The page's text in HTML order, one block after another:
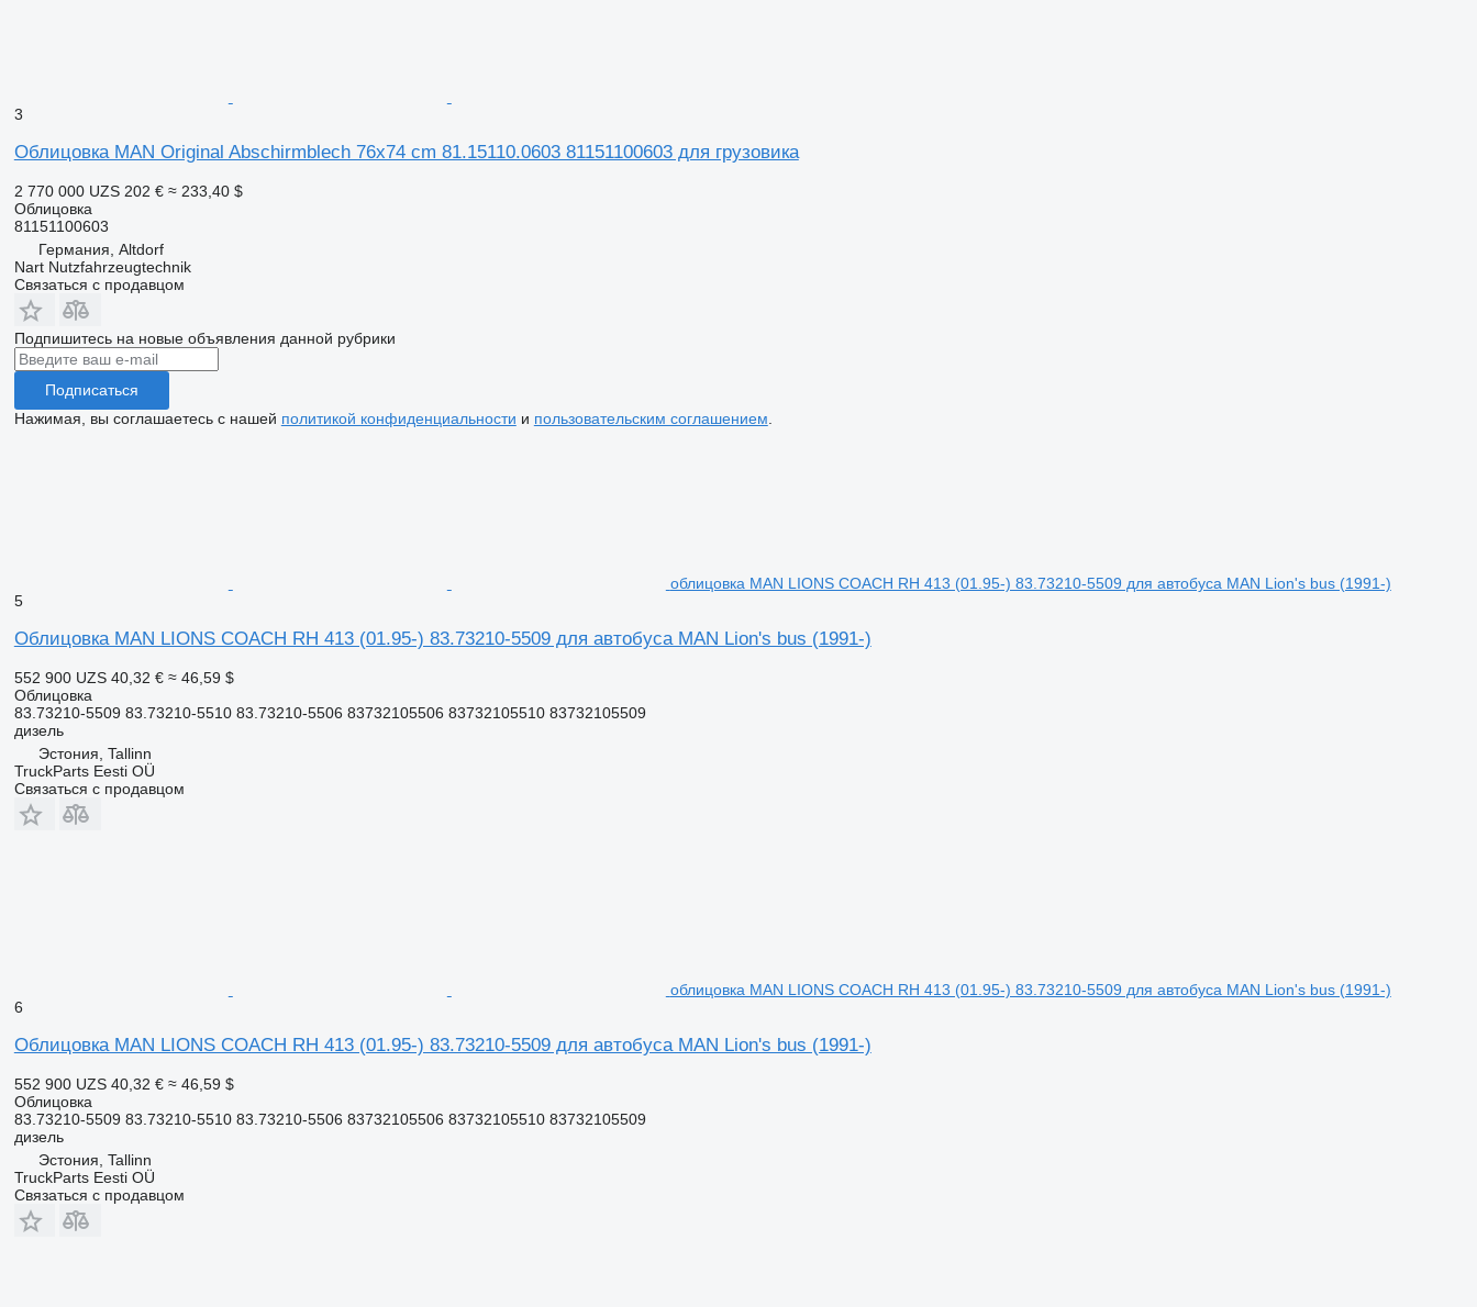
3
Облицовка MAN Original Abschirmblech 76x74 cm 81.15110.0603 81151100603 для грузовика
2 770 000 UZS 202 € ≈ 233,40 $
Облицовка
81151100603
Германия, Altdorf
Nart Nutzfahrzeugtechnik
Связаться с продавцом
Подпишитесь на новые объявления данной рубрики
Подписаться
Нажимая, вы соглашаетесь с нашей политикой конфиденциальности и пользовательским соглашением
облицовка MAN LIONS COACH RH 413 (01.95-) 83.73210-5509 для автобуса MAN Lion's bus (1991-)
5
Облицовка MAN LIONS COACH RH 413 (01.95-) 83.73210-5509 для автобуса MAN Lion's bus (1991-)
552 900 UZS 40,32 € ≈ 46,59 $
Облицовка
83.73210-5509 83.73210-5510 83.73210-5506 83732105506 83732105510 83732105509
дизель
Эстония, Tallinn
TruckParts Eesti OÜ
Связаться с продавцом
облицовка MAN LIONS COACH RH 413 (01.95-) 83.73210-5509 для автобуса MAN Lion's bus (1991-)
6
Облицовка MAN LIONS COACH RH 413 (01.95-) 83.73210-5509 для автобуса MAN Lion's bus (1991-)
552 900 UZS 40,32 € ≈ 46,59 $
Облицовка
83.73210-5509 83.73210-5510 83.73210-5506 83732105506 83732105510 83732105509
дизель
Эстония, Tallinn
TruckParts Eesti OÜ
Связаться с продавцом